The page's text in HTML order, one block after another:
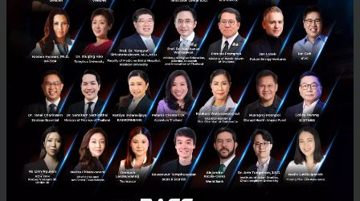
เช็กวัฒนธรรมองค์กรให้ชัวร์ก่อนรับงาน! เคล็ดลับสัมภาษณ์จาก
Adam Grant
เวลาสัมภาษณ์งานหลายคนมักถามว่า 'วัฒนธรรมองค์กรของที่นี่เป็นยังไง'
แต่คำตอบที่ได้มักจะฟังดูดีเกินจริง เช่น 'เราทำงานเป็นทีม เหมือน
ครอบครัวและคอยช่วยเหลือกัน' ซึ่งคำตอบเหล่านี้ไม่ได้...
กุมภาพันธ์ 13, 2025| By
Techsauce Team
Saucy Thoughts เคล็ดลับ การทำงาน interview adam-grant